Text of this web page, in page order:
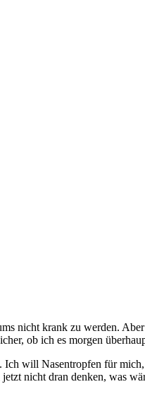
nicht krank zu werden.
ob ich es morgen
will Nasentropfen für
nicht dran denken, was